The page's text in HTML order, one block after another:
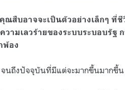
ณสืบอาจจะเป็นตัวอย่างเล็กๆ
วามเลวร้ายของระบบระบอบรัฐ
พ้อง
นถึงปัจจุบันที่มีแต่จะมากขึ้นมากขึ้น